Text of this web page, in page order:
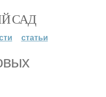
САД
статьи